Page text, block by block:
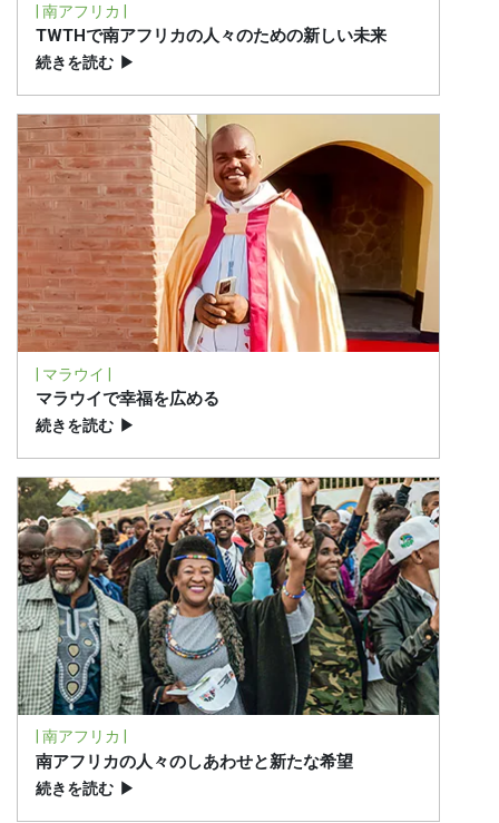
| 南アフリカ |
TWTHで南アフリカの人々のための新しい未来
続きを読む ▶
| マラウイ |
マラウイで幸福を広める
続きを読む ▶
| 南アフリカ |
南アフリカの人々のしあわせと新たな希望
続きを読む ▶